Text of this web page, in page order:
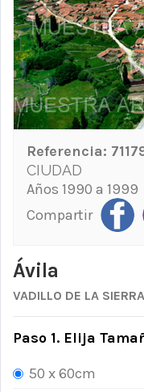
Referencia:
CIUDAD
Años 1990 a 1999
Compartir
Ávila
VADILLO DE LA SIERRA
Paso 1. Elija
50 x 60cm